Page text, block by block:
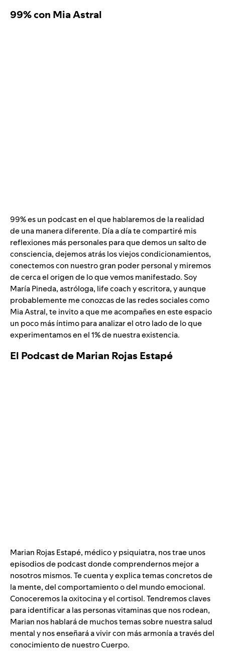
99% con Mia Astral
99% es un podcast en el que hablaremos de la realidad
de una manera diferente. Día a día te compartiré mis
reflexiones más personales para que demos un salto de
consciencia, dejemos atrás los viejos condicionamientos,
conectemos con nuestro gran poder personal y miremos
de cerca el origen de lo que vemos manifestado. Soy
María Pineda, astróloga, life coach y escritora, y aunque
probablemente me conozcas de las redes sociales como
Mia Astral, te invito a que me acompañes en este espacio
un poco más íntimo para analizar el otro lado de lo que
experimentamos en el 1% de nuestra existencia.
El Podcast de Marian Rojas Estapé
Marian Rojas Estapé, médico y psiquiatra, nos trae unos
episodios de podcast donde comprendernos mejor a
nosotros mismos. Te cuenta y explica temas concretos de
la mente, del comportamiento o del mundo emocional.
Conoceremos la oxitocina y el cortisol. Tendremos claves
para identificar a las personas vitaminas que nos rodean,
Marian nos hablará de muchos temas sobre nuestra salud
mental y nos enseñará a vivir con más armonía a través del
conocimiento de nuestro Cuerpo.